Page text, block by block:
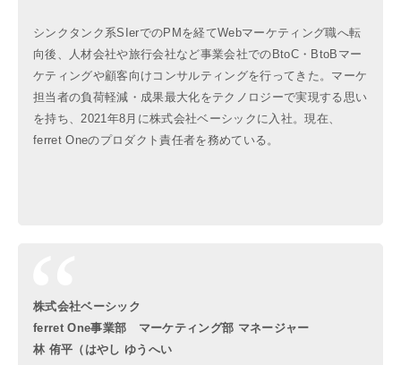
シンクタンク系SIerでのPMを経てWebマーケティング職へ転
向後、人材会社や旅行会社など事業会社でのBtoC・BtoBマー
ケティングや顧客向けコンサルティングを行ってきた。マーケ
担当者の負荷軽減・成果最大化をテクノロジーで実現する思い
を持ち、2021年8月に株式会社ベーシックに入社。現在、
ferret Oneのプロダクト責任者を務めている。
株式会社ベーシック
ferret One事業部 マーケティング部 マネージャー
林 侑平（はやし ゆうへい